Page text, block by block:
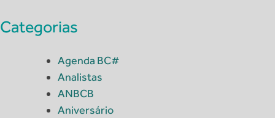
Categorias
Agenda BC#
Analistas
ANBCB
Aniversário